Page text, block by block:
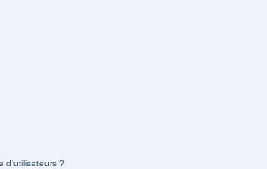
d'utilisateurs ?